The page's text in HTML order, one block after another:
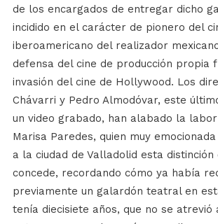
de los encargados de entregar dicho
incidido en el carácter de pionero del
iberoamericano del realizador
defensa del cine de producción propia
invasión del cine de Hollywood. Los
Chávarri y Pedro Almodóvar, este
un video grabado, han alabado la
Marisa Paredes, quien muy
a la ciudad de Valladolid esta distinción
concede, recordando cómo ya había
previamente un galardón teatral en
tenía diecisiete años, que no se atrevió